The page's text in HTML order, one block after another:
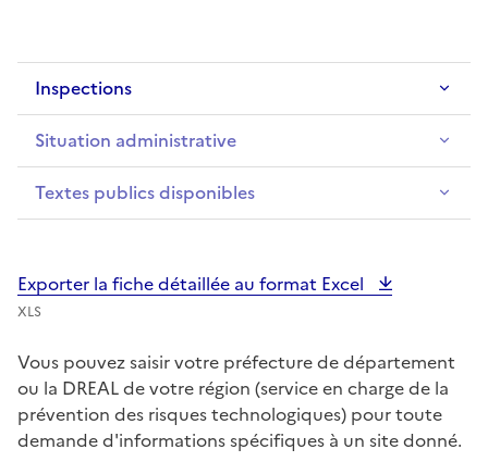
Inspections
Situation administrative
Textes publics disponibles
Exporter la fiche détaillée au format Excel
XLS
Vous pouvez saisir votre préfecture de département
ou la DREAL de votre région (service en charge de la
prévention des risques technologiques) pour toute
demande d'informations spécifiques à un site donné.